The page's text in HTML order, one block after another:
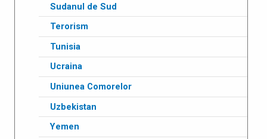
Sudanul de Sud
Terorism
Tunisia
Ucraina
Uniunea Comorelor
Uzbekistan
Yemen